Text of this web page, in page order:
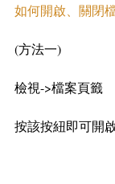
如何開啟、關閉
(方法一)
檢視->檔案頁籤
按該按紐即可開